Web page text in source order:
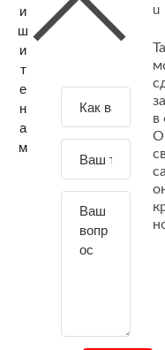
и
ш
и
т
е
н
а
м
u
в